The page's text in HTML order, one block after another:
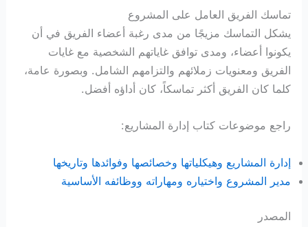
تماسك الفريق العامل على المشروع
يشكل التماسك مزيجًا من مدى رغبة أعضاء الفريق في أن
يكونوا أعضاء، ومدى توافق غاياتهم الشخصية مع غايات
الفريق ومعنويات زملائهم والتزامهم الشامل. وبصورة عامة،
كلما كان الفريق أكثر تماسكاً، كان أداؤه أفضل.
راجع موضوعات كتاب إدارة المشاريع:
إدارة المشاريع وهيكلياتها وخصائصها وفوائدها وتاريخها
مدير المشروع واختياره ومهاراته ووظائفه الأساسية
المصدر